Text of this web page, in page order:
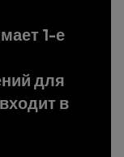
1-е
для
в